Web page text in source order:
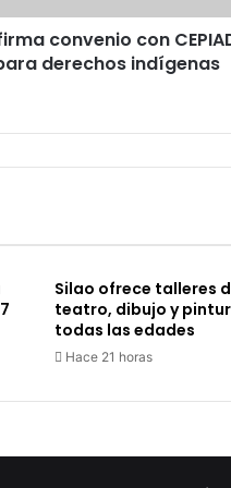
firma convenio con
derechos indígenas
Silao ofrece talleres
teatro, dibujo y
todas las edades
Hace 21 horas